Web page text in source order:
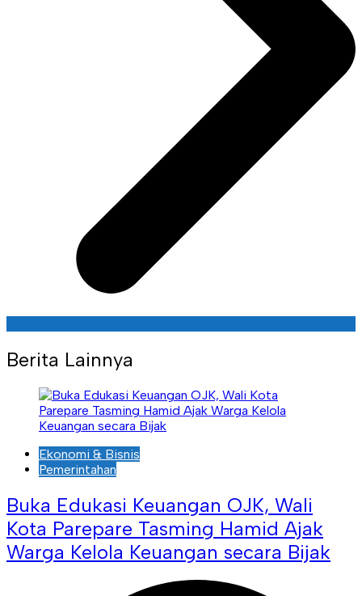
Berita Lainnya
Ekonomi & Bisnis
Pemerintahan
Buka Edukasi Keuangan OJK, Wali
Kota Parepare Tasming Hamid Ajak
Warga Kelola Keuangan secara Bijak